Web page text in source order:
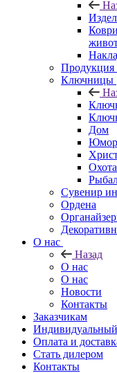
Продукция
Ключницы
Дом
Юмор
Охота
Сувенир
Ордена
О нас
Назад
О нас
О нас
Новости
Контакты
Заказчикам
Индивидуальный
Оплата и
Стать дилером
Контакты